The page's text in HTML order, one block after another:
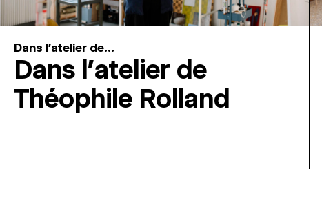
Dans l'atelier de...
Dans l’atelier de
Théophile Rolland